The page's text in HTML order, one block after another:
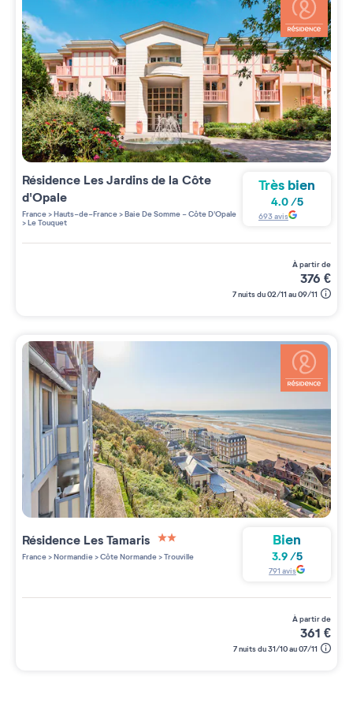
Résidence Les Jardins de la Côte
d'Opale
France>Hauts-de-France>Baie De Somme - Côte D'Opale
>Le Touquet
Très bien
4.0 /5
693avis
à partir de
376 €
7 nuits du 02/11 au 09/11
Résidence Les Tamaris
2 étoiles sur 5
France>Normandie>Côte Normande>Trouville
Bien
3.9/5
791 avis
à partir de
361 €
7 nuits du 31/10 au 07/11